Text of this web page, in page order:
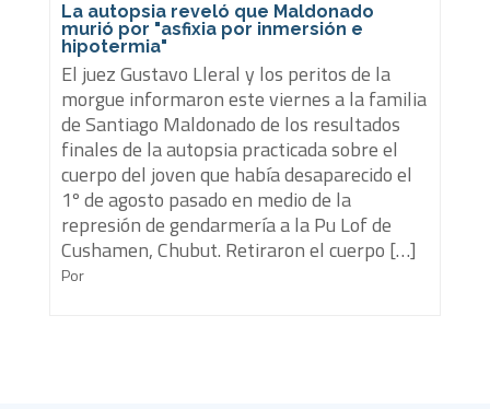
La autopsia reveló que Maldonado
murió por "asfixia por inmersión e
hipotermia"
El juez Gustavo Lleral y los peritos de la
morgue informaron este viernes a la familia
de Santiago Maldonado de los resultados
finales de la autopsia practicada sobre el
cuerpo del joven que había desaparecido el
1º de agosto pasado en medio de la
represión de gendarmería a la Pu Lof de
Cushamen, Chubut. Retiraron el cuerpo […]
Por